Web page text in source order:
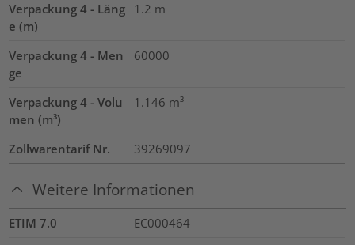
Verpackung 4 - Läng
e (m)
1.2 m
Verpackung 4 - Men
ge
60000
Verpackung 4 - Volu
men (m³)
1.146 m³
Zollwarentarif Nr. 39269097
Weitere Informationen
ETIM 7.0
EC000464